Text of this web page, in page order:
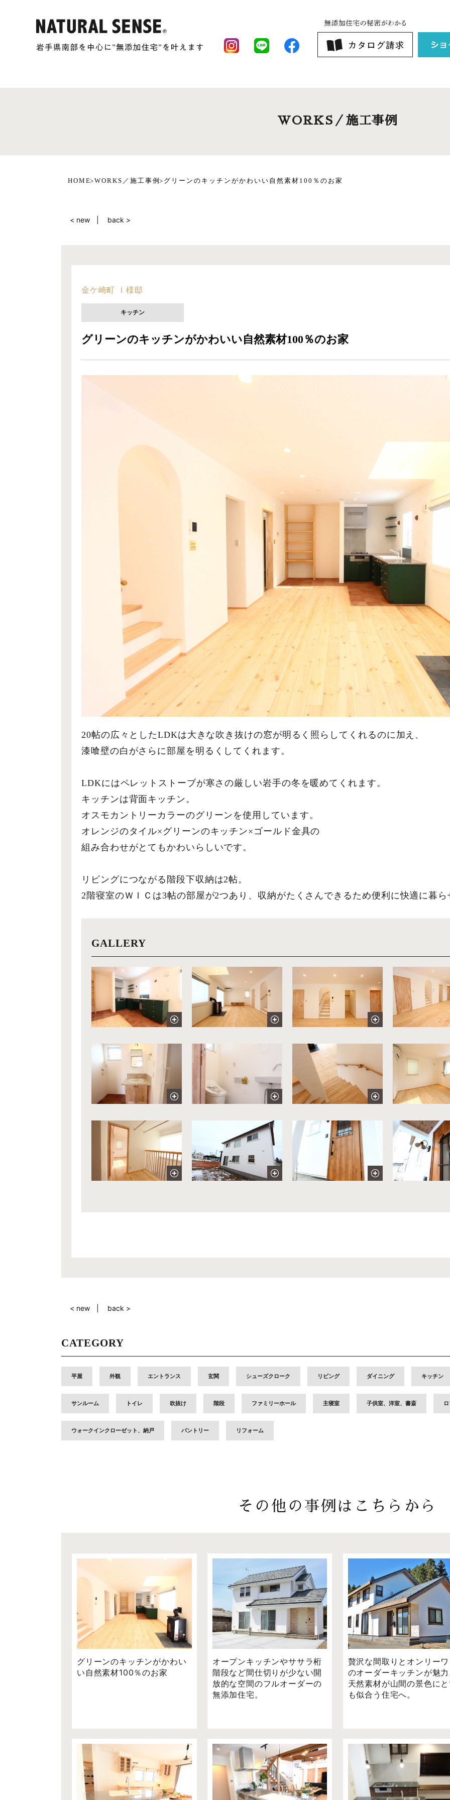
WORKS／施工事例
HOME WORKS／施工事例 グリーンのキッチンがかわいい自然素材100％のお家
< new back >
金ケ崎町 Ｉ様邸
キッチン
グリーンのキッチンがかわいい自然素材100％のお家
20帖の広々としたLDKは大きな吹き抜けの窓が明るく照らしてくれるのに加え、
漆喰壁の白がさらに部屋を明るくしてくれます。
LDKにはペレットストーブが寒さの厳しい岩手の冬を暖めてくれます。
キッチンは背面キッチン。
オスモカントリーカラーのグリーンを使用しています。
オレンジのタイル×グリーンのキッチン×ゴールド金具の
組み合わせがとてもかわいらしいです。
リビングにつながる階段下収納は2帖。
2階寝室のＷＩＣは3帖の部屋が2つあり、収納がたくさんできるため便利に快適に暮
GALLERY
< new back >
CATEGORY
平屋 外観 エントランス 玄関 シューズクローク リビング ダイニング キッチン
サンルーム トイレ 吹抜け 階段 ファミリーホール 主寝室 子供室、洋室、書斎
ウォークインクローゼット、納戸 パントリー リフォーム
その他の事例はこちらから
グリーンのキッチンがかわい
い自然素材100％のお家
オープンキッチンやササラ桁
階段など間仕切りが少ない開
放的な空間のフルオーダーの
無添加住宅。
贅沢な間取りとオンリー
のオーダーキッチンが魅
天然素材が山間の景色に
も似合う住宅へ。